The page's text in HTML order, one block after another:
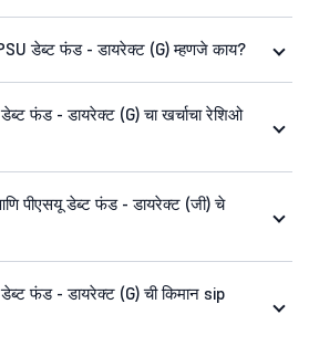
डेब्ट फंड - डायरेक्ट (G) म्हणजे काय?
फंड - डायरेक्ट (G) चा खर्चाचा रेशिओ
पीएसयू डेब्ट फंड - डायरेक्ट (जी) चे
फंड - डायरेक्ट (G) ची किमान sip